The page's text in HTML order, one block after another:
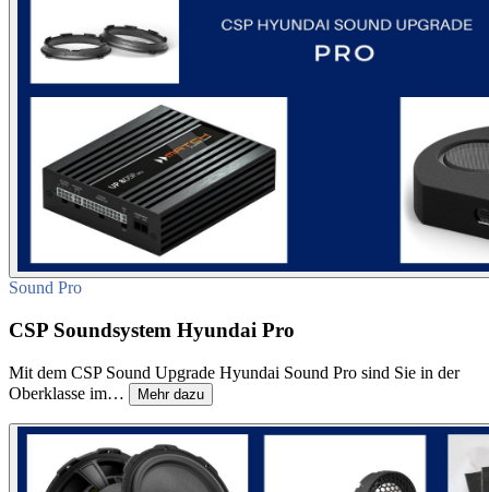
Sound Pro
CSP Soundsystem Hyundai Pro
Mit dem CSP Sound Upgrade Hyundai Sound Pro sind Sie in der
Oberklasse im…
Mehr dazu